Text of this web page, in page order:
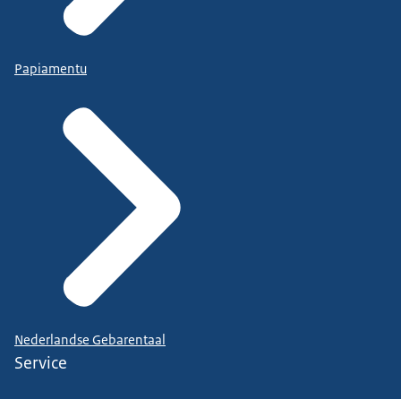
Papiamentu
Nederlandse Gebarentaal
Service